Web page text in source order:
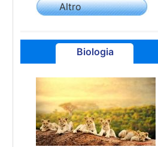
Altro
Biologia